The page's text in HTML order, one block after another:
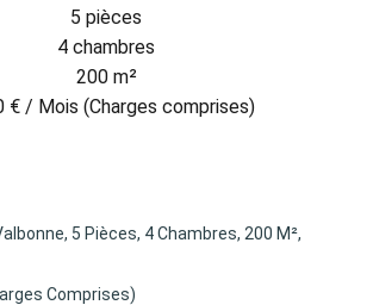
5 pièces
4 chambres
200 m²
€ / Mois (Charges comprises)
5 Pièces, 4 Chambres, 200 M²,
Comprises)